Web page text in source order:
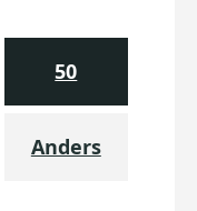
50
Anders